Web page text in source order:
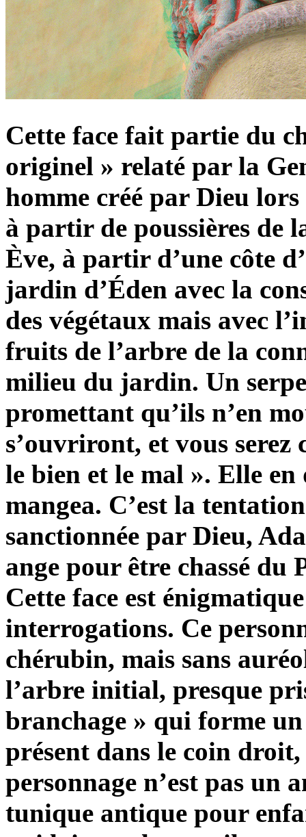
Cette face fait partie du
originel » relaté par la
homme créé par Dieu
à partir de poussières de
Ève, à partir d’une côte
jardin d’Éden avec la
des végétaux mais avec
fruits de l’arbre de la
milieu du jardin. Un
promettant qu’ils n’en
s’ouvriront, et vous serez
le bien et le mal ». Elle
mangea. C’est la
sanctionnée par Dieu,
ange pour être chassé du
Cette face est
interrogations. Ce
chérubin, mais sans
l’arbre initial, presque
branchage » qui forme
présent dans le coin
personnage n’est pas un
tunique antique pour